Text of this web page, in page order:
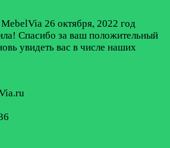
MebelVia 26 октября, 2022 год
Спасибо за ваш положительный
увидеть вас в числе наших